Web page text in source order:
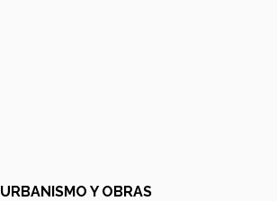
URBANISMO Y OBRAS